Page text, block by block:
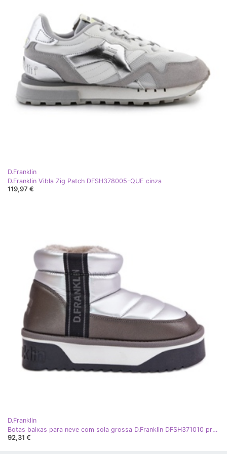
D.Franklin
D.Franklin Vibla Zig Patch DFSH378005-QUE cinza
119,97 €
D.Franklin
Botas baixas para neve com sola grossa D.Franklin DFSH371010 prata cinza
92,31 €